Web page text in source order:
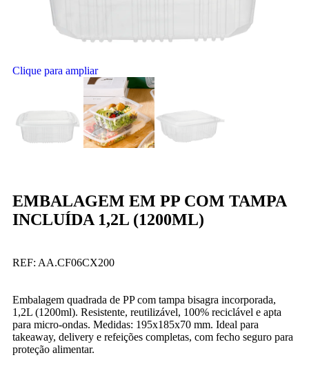
Clique para ampliar
EMBALAGEM EM PP COM TAMPA
INCLUÍDA 1,2L (1200ML)
REF: AA.CF06CX200
Embalagem quadrada de PP com tampa bisagra incorporada,
1,2L (1200ml). Resistente, reutilizável, 100% reciclável e apta
para micro-ondas. Medidas: 195x185x70 mm. Ideal para
takeaway, delivery e refeições completas, com fecho seguro para
proteção alimentar.